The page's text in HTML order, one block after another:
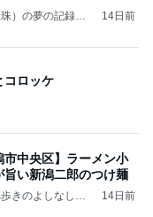
）の夢の記録
14日前
コロッケ
中央区】ラーメン小
い新潟二郎のつけ麺
きのよしなしご
14日前